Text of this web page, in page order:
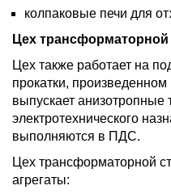
колпаковые печи для
Цех трансформаторной
Цех также работает на
прокатки,
выпускает
электротехнического
выполняются в ПДС.
Цех трансформаторной
агрегаты: